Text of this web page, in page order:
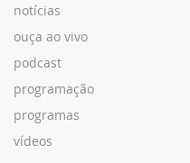
notícias
ouça ao vivo
podcast
programação
programas
vídeos